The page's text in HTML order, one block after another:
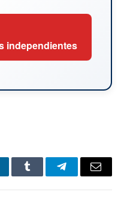
independientes
Tumblr TelegramEmail